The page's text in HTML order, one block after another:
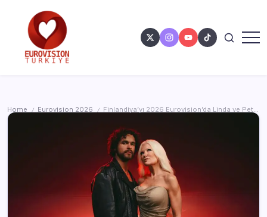
Home / Eurovision 2026 / Finlandiya’yı 2026 Eurovision’da Linda ve Pete temsil edecek